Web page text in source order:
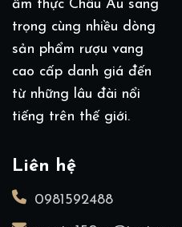
ẩm thực Châu Âu sang
trọng cùng nhiều dòng
sản phẩm rượu vang
cao cấp danh giá đến
từ những lâu đài nổi
tiếng trên thế giới.
Liên hệ
0981592488